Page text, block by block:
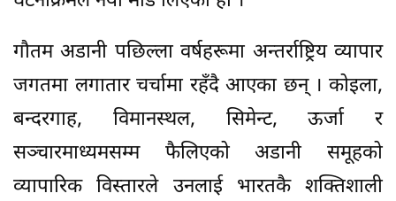
गौतम अडानी पछिल्ला वर्षहरूमा अन्तर्राष्ट्रिय व्यापार
जगतमा लगातार चर्चामा रहँदै आएका छन् । कोइला,
बन्दरगाह, विमानस्थल, सिमेन्ट, ऊर्जा र
सञ्चारमाध्यमसम्म फैलिएको अडानी समूहको
व्यापारिक विस्तारले उनलाई भारतकै शक्तिशाली